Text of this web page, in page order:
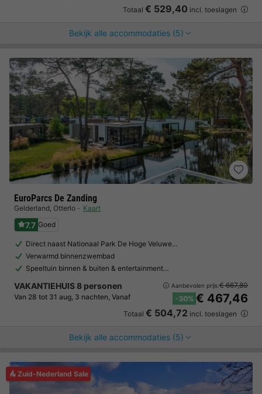
Totaal € 529,40 incl. toeslagen
Bekijk alle accommodaties (5)
EuroParcs De Zanding
Gelderland, Otterlo Kaart
7.7 Goed
Direct naast Nationaal Park De Hoge Veluwe…
Verwarmd binnenzwembad
Speeltuin binnen & buiten & entertainment…
VAKANTIEHUIS 8 personen
Van 28 tot 31 aug, 3 nachten, Vanaf
Aanbevolen prijs:€ 667,80
-30% € 467,46
Totaal € 504,72 incl. toeslagen
Bekijk alle accommodaties (5)
Zuid-Nederland Sale